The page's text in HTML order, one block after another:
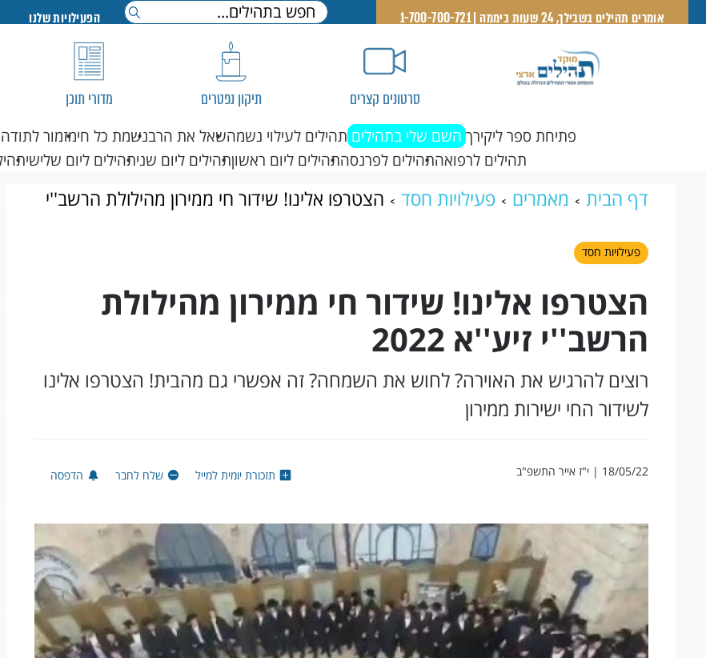
אומרים תהילים בשבילך, 24 שעות ביממה | 1-700-700-721 הפעילויות שלנו
סרטונים קצרים תיקון נפטרים מדורי תוכן
פתיחת ספר ליקירך השם שלי בתהילים תהילים לעילוי נשמהשאל את הרבנשמת כל חימזמור לתודה
תהילים לרפואהתהילים לפרנסהתהילים ליום ראשוןתהילים ליום שניתהילים ליום שלישי
דף הבית מאמרים פעילויות חסד
הצטרפו אלינו! שידור חי ממירון מהילולת הרשב''י
זיע''א 2022
פעילויות חסד
הצטרפו אלינו! שידור חי ממירון מהילולת
הרשב''י זיע''א 2022
רוצים להרגיש את האוירה? לחוש את השמחה? זה אפשרי גם מהבית! הצטרפו אלינו
לשידור החי ישירות ממירון
18/05/22 | י"ז אייר התשפ"ב תזכורת יומית למייל שלח לחבר הדפסה